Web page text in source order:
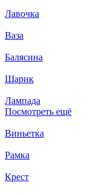
Лавочка
Ваза
Балясина
Шарик
Лампада
Посмотреть ещё
Виньетка
Рамка
Крест